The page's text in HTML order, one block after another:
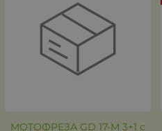
МОТОФРЕЗА GD 17-M 3+1 с